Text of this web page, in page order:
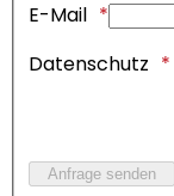
E-Mail
Datenschutz